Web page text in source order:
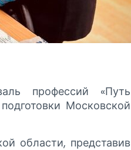
профессий «Путь
Московской
области, представив